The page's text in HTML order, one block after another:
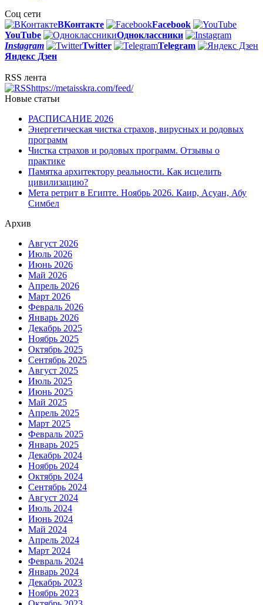
Соц сети
ВКонтакте
Facebook
YouTube
Одноклассники
Instagram
Twitter
Telegram
Яндекс Дзен
RSS лента
https://metaisskra.com/feed/
Новые статьи
РАСПИСАНИЕ 2026
Энергетическая чистка страхов, вирусных и родовых
программ
Чистка страхов и родовых программ. Отзывы о
практике
Памятка архитектору реальности. Как исцелить
цивилизацию?
Мета ретрит в Египте. Ноябрь 2026. Каир, Асуан, Абу
Симбел
Архив
Август 2026
Июль 2026
Июнь 2026
Май 2026
Апрель 2026
Март 2026
Февраль 2026
Январь 2026
Декабрь 2025
Ноябрь 2025
Октябрь 2025
Сентябрь 2025
Август 2025
Июль 2025
Июнь 2025
Май 2025
Апрель 2025
Март 2025
Февраль 2025
Январь 2025
Декабрь 2024
Ноябрь 2024
Октябрь 2024
Сентябрь 2024
Август 2024
Июль 2024
Июнь 2024
Май 2024
Апрель 2024
Март 2024
Февраль 2024
Январь 2024
Декабрь 2023
Ноябрь 2023